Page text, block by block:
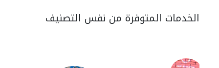
الخدمات المتوفرة من نفس التصنيف